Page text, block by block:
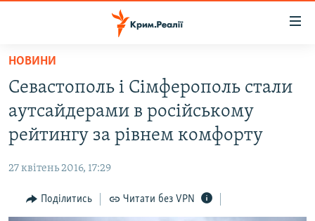
Перейти
основного
матеріалу
Перейти
до
основної
Перейти
до
ВІДЕО ТА ФОТО
БЛОГИ
ПОГЛЯД
НОВИНИ
Севастополь і Сімферополь стали
аутсайдерами в російському
рейтингу за рівнем комфорту
27 квітень 2016, 17:29
Поділитись Читати без VPN